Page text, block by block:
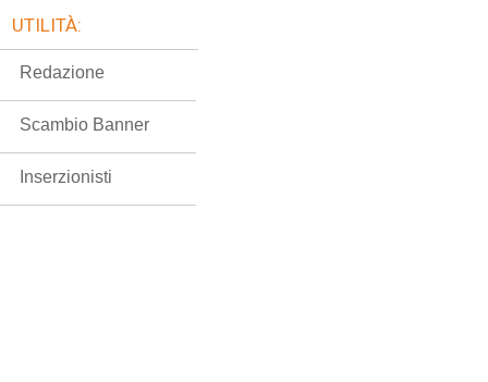
UTILITÀ:
Redazione
Scambio Banner
Inserzionisti